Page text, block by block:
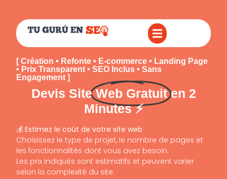
[ Création • Refonte • E-commerce • Landing Page
• Prix Transparent • SEO Inclus • Sans
Engagement ]
Devis SiteWeb Gratuit en 2
Minutes ⚡
💰Estimez le coût de votre site web
Choisissez le type de projet, le nombre de pages et
les fonctionnalités dont vous avez besoin.
Les prix indiqués sont estimatifs et peuvent varier
selon la complexité du site.